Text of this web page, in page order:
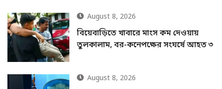
August 8, 2026
বিয়েবাড়িতে খাবারে মাংস কম দেওয়ায়
তুলকালাম, বর-কনেপক্ষের সংঘর্ষে আহত ৩
August 8, 2026